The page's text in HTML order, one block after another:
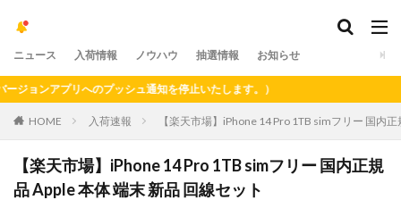
ニュース 入荷情報 ノウハウ 抽選情報 お知らせ
アプリへのプッシュ通知を停止いたします。）
HOME 入荷速報 【楽天市場】iPhone 14 Pro 1TB simフリー 国内
【楽天市場】iPhone 14 Pro 1TB simフリー 国内正規
品 Apple 本体 端末 新品 回線セット